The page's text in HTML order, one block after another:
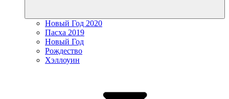
Новый Год 2020
Пасха 2019
Новый Год
Рождество
Хэллоуин